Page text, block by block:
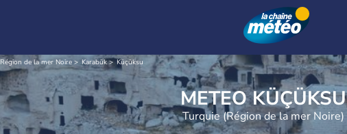
Région de la mer Noire Karabük Küçüksu
METEO KÜÇÜKSU
Turquie (Région de la mer Noire)